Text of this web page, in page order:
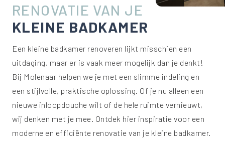
RENOVATIE VAN JE
KLEINE BADKAMER
Een kleine badkamer renoveren lijkt misschien een
uitdaging, maar er is vaak meer mogelijk dan je denkt!
Bij Molenaar helpen we je met een slimme indeling en
een stijlvolle, praktische oplossing. Of je nu alleen een
nieuwe inloopdouche wilt of de hele ruimte vernieuwt,
wij denken met je mee. Ontdek hier inspiratie voor een
moderne en efficiënte renovatie van je kleine badkamer.